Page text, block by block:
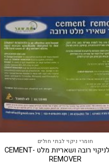
חומרי ניקוי לבתי חולים
חומר לניקוי רובה ושאריות מלט -CEMENT
REMOVER